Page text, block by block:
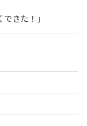
きた！」